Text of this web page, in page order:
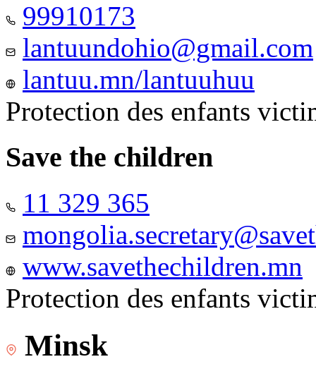
99910173
lantuundohio@gmail.com
lantuu.mn/lantuuhuu
Protection des enfants
Save the children
11 329 365
www.savethechildren.mn
Protection des enfants
Minsk